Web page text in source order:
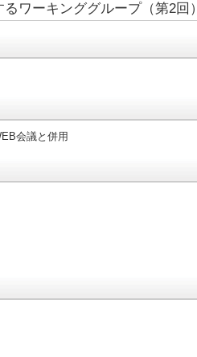
ワーキンググループ（第2回）
会議と併用